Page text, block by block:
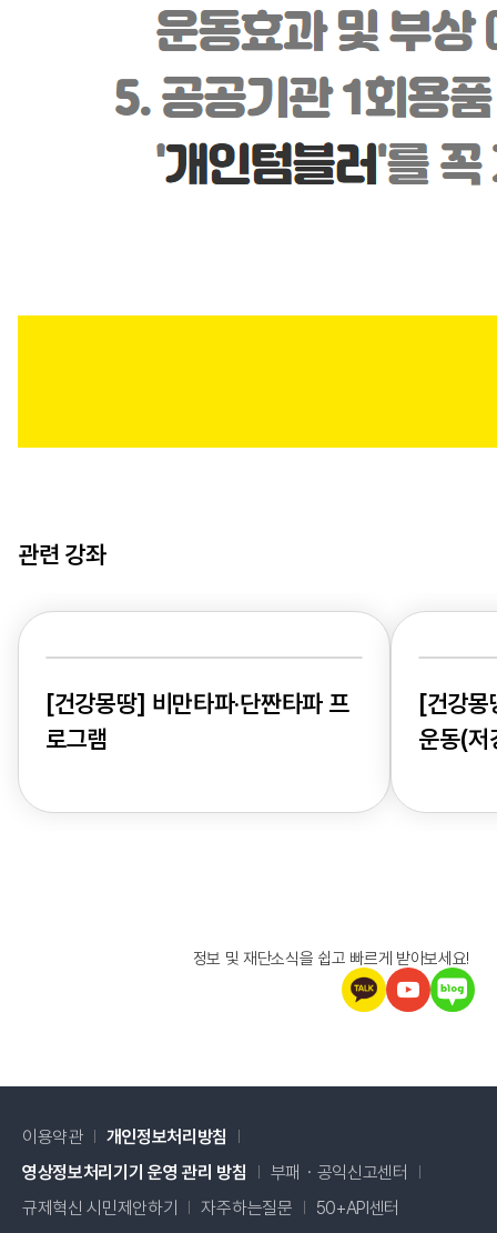
관련 강좌
[건강몽땅] 비만타파·단짠타파 프
로그램
[건강몽
운동(저
정보 및 재단소식을 쉽고 빠르게 받아보세요!
이용약관
개인정보처리방침
영상정보처리기기 운영 관리 방침
부패・공익신고센터 새창 열림
규제혁신 시민제안하기 새창 열림
자주하는질문 50+API센터